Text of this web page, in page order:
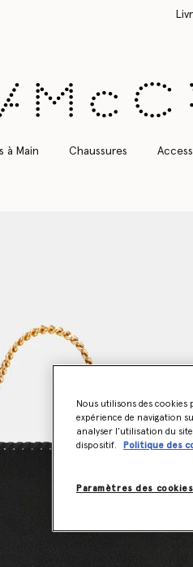
à Main Chaussures
Nous utilisons des
expérience de navigation
analyser l’utilisation du
dispositif.
Politique des
Paramètres des cookies